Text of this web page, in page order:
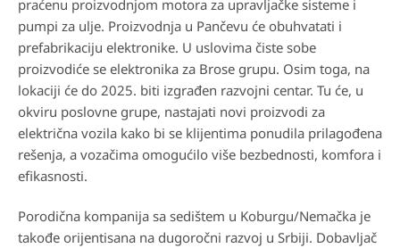
praćenu proizvodnjom motora za upravljačke sisteme i
pumpi za ulje. Proizvodnja u Pančevu će obuhvatati i
prefabrikaciju elektronike. U uslovima čiste sobe
proizvodiće se elektronika za Brose grupu. Osim toga, na
lokaciji će do 2025. biti izgrađen razvojni centar. Tu će, u
okviru poslovne grupe, nastajati novi proizvodi za
električna vozila kako bi se klijentima ponudila prilagođena
rešenja, a vozačima omogućilo više bezbednosti, komfora i
efikasnosti.
Porodična kompanija sa sedištem u Koburgu/Nemačka je
takođe orijentisana na dugoročni razvoj u Srbiji. Dobavljač